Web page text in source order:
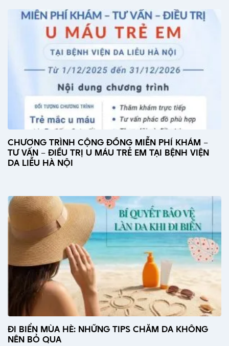
CHƯƠNG TRÌNH CỘNG ĐỒNG MIỄN PHÍ KHÁM –
TƯ VẤN – ĐIỀU TRỊ U MÁU TRẺ EM TẠI BỆNH VIỆN
DA LIỄU HÀ NỘI
ĐI BIỂN MÙA HÈ: NHỮNG TIPS CHĂM DA KHÔNG
NÊN BỎ QUA